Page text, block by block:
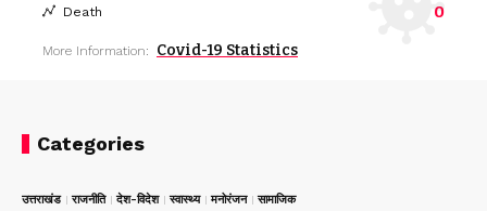
Death 0
More Information: Covid-19 Statistics
Categories
उत्तराखंड राजनीति देश-विदेश स्वास्थ्य मनोरंजन सामाजिक